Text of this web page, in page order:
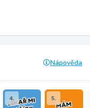
Nápověda
4. 5.